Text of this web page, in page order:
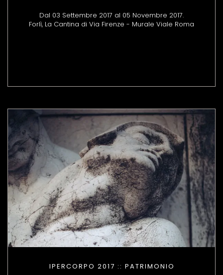
Dal 03 Settembre 2017 al 05 Novembre 2017.
Forlì, La Cantina di Via Firenze - Murale Viale Roma
IPERCORPO 2017 :: PATRIMONIO